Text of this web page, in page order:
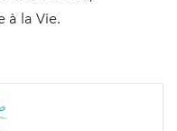
à la Vie.